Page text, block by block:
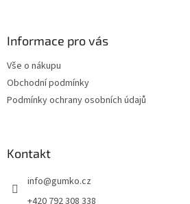
Informace pro vás
Vše o nákupu
Obchodní podmínky
Podmínky ochrany osobních údajů
Kontakt
info@gumko.cz